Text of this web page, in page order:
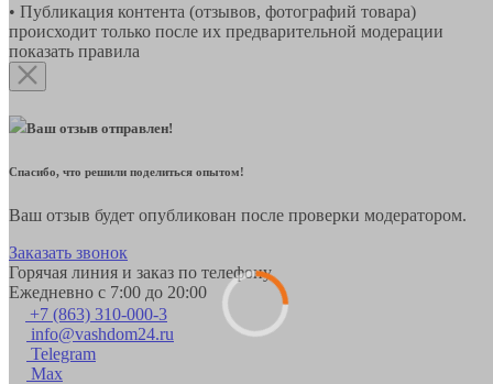
• Публикация контента (отзывов, фотографий товара)
происходит только после их предварительной модерации
показать правила
Ваш отзыв отправлен!
Спасибо, что решили поделиться опытом!
Ваш отзыв будет опубликован после проверки модератором.
Заказать звонок
Горячая линия и заказ по телефону
Ежедневно с 7:00 до 20:00
+7 (863) 310-000-3
info@vashdom24.ru
Telegram
Max